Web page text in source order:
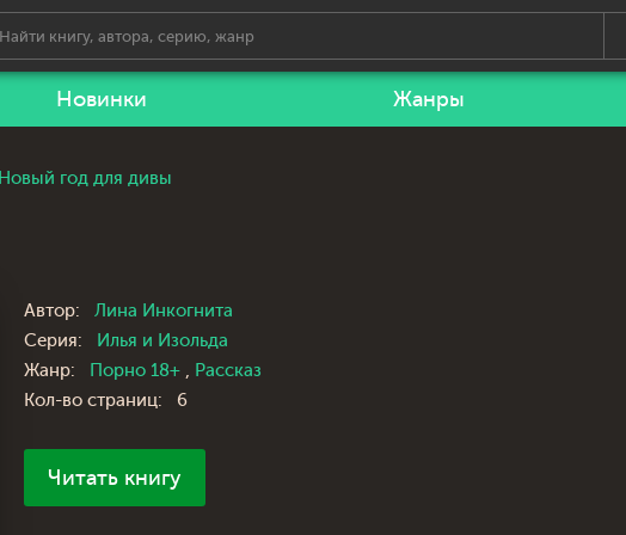
Новинки Жанры
Новый год для дивы
Автор:
Лина Инкогнита
Серия:
Илья и Изольда
Жанр:
Порно 18+ , Рассказ
Кол-во страниц:
6
Читать книгу